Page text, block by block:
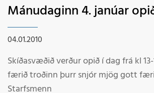
Mánudaginn 4. janúar
04.01.2010
Skíðasvæðið verður opið í dag frá kl
færið troðinn þurr snjór mjög gott
Starfsmenn